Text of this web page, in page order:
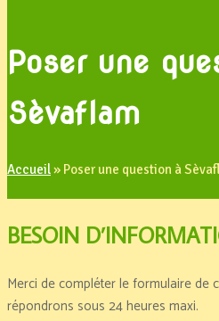
Poser une
Sèvaflam
Accueil» Poser une question à
BESOIN
Merci de compléter le formulaire de
répondrons sous 24 heures maxi.